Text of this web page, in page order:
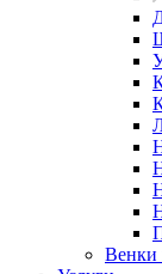
Венки